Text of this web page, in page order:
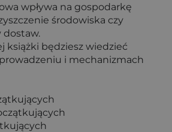
wpływa na gospodarkę
środowiska czy
dostaw.
książki będziesz wiedzieć
i mechanizmach